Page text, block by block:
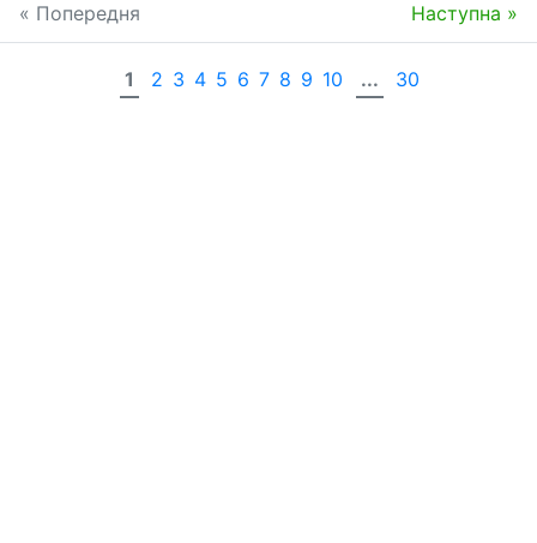
« Попередня Наступна »
1 2 3 4 5 6 7 8 9 10 ... 30